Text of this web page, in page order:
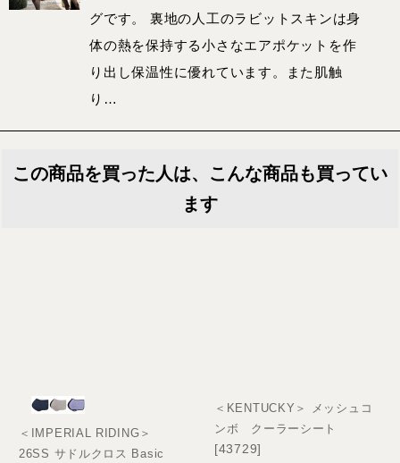
グです。 裏地の人工のラビットスキンは身
体の熱を保持する小さなエアポケットを作
り出し保温性に優れています。また肌触
り…
この商品を買った人は、こんな商品も買ってい
ます
＜IMPERIAL RIDING＞
26SS サドルクロス Basic
＜KENTUCKY＞ メッシュコ
ンボ クーラーシート
[43729]